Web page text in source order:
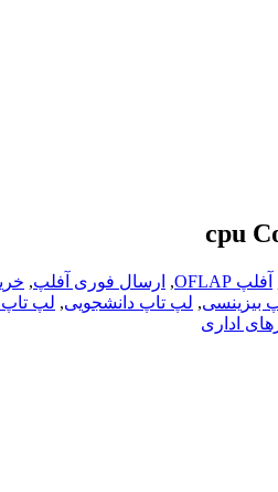
آفلپ OFLAP , ارسال فوری آفلپ,
بیزینسی, لپ تاپ دانشجویی, لپ
اداری